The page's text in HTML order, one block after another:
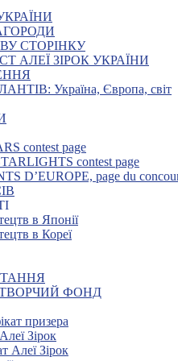
СТОРІНКУ
АЛЕЇ ЗІРОК УКРАЇНИ
Україна, Європа, світ
contest page
contest page
D’EUROPE, page du
в Японії
в Кореї
ФОНД
призера
Зірок
Алеї Зірок